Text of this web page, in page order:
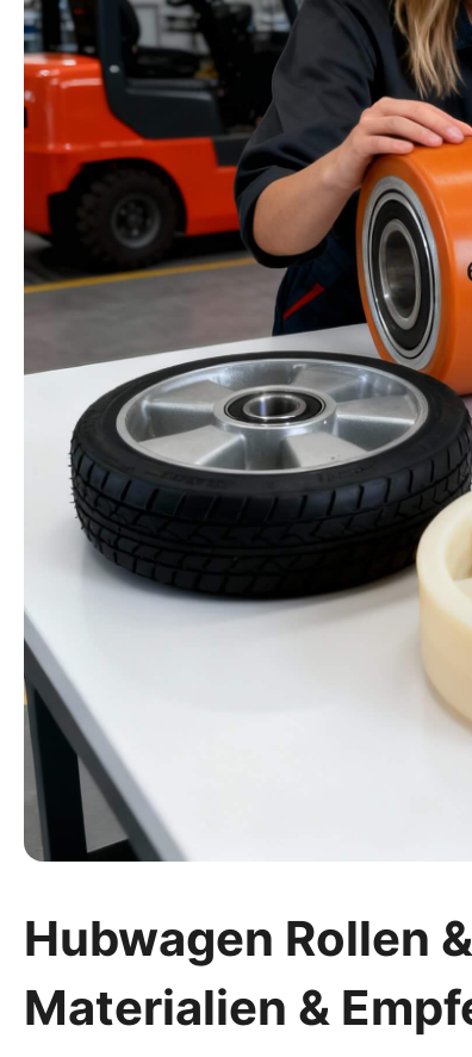
Hubwagen Rollen
Materialien &